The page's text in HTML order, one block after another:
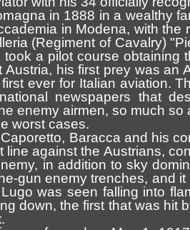
in 1888 in a wealthy
in Modena, with
(Regiment of Cavalry)
took a pilot course
Austria, his first prey was
ever for Italian aviation.
newspapers that
enemy airmen, so much
worst cases.
Baracca and his
line against the Austrians,
in addition to sky
gun enemy trenches, and
was seen falling into
down, the first that was hit